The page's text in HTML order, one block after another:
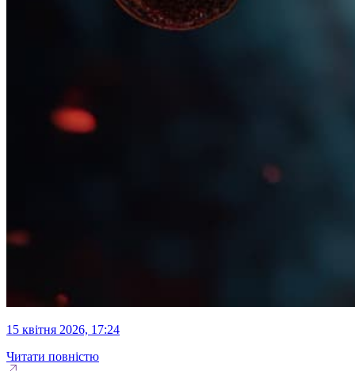
15 квітня 2026, 17:24
Читати повністю